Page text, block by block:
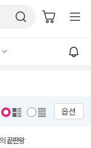
옵션
끝판왕